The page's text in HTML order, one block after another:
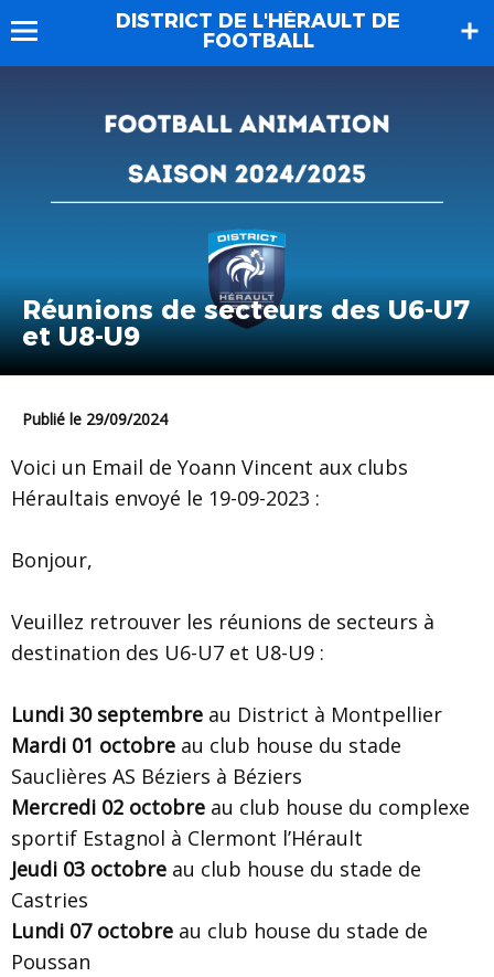
DISTRICT DE L'HÉRAULT DE
FOOTBALL
Réunions de secteurs des U6-U7
et U8-U9
Publié le 29/09/2024
Voici un Email de Yoann Vincent aux clubs
Héraultais envoyé le 19-09-2023 :
Bonjour,
Veuillez retrouver les réunions de secteurs à
destination des U6-U7 et U8-U9 :
Lundi 30 septembre au District à Montpellier
Mardi 01 octobre au club house du stade
Sauclières AS Béziers à Béziers
Mercredi 02 octobre au club house du complexe
sportif Estagnol à Clermont l’Hérault
Jeudi 03 octobre au club house du stade de
Castries
Lundi 07 octobre au club house du stade de
Poussan